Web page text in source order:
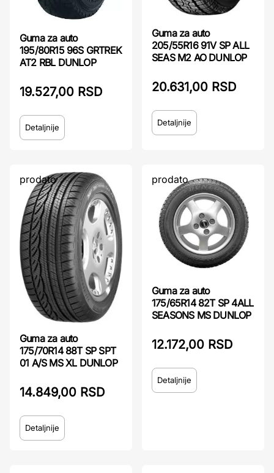
Guma za auto
195/80R15 96S GRTREK
AT2 RBL DUNLOP
19.527,00 RSD
Detaljnije
Guma za auto
205/55R16 91V SP ALL
SEAS M2 AO DUNLOP
20.631,00 RSD
Detaljnije
prodato
Guma za auto
175/70R14 88T SP SPT
01 A/S MS XL DUNLOP
14.849,00 RSD
Detaljnije
prodato
Guma za auto
175/65R14 82T SP 4ALL
SEASONS MS DUNLOP
12.172,00 RSD
Detaljnije